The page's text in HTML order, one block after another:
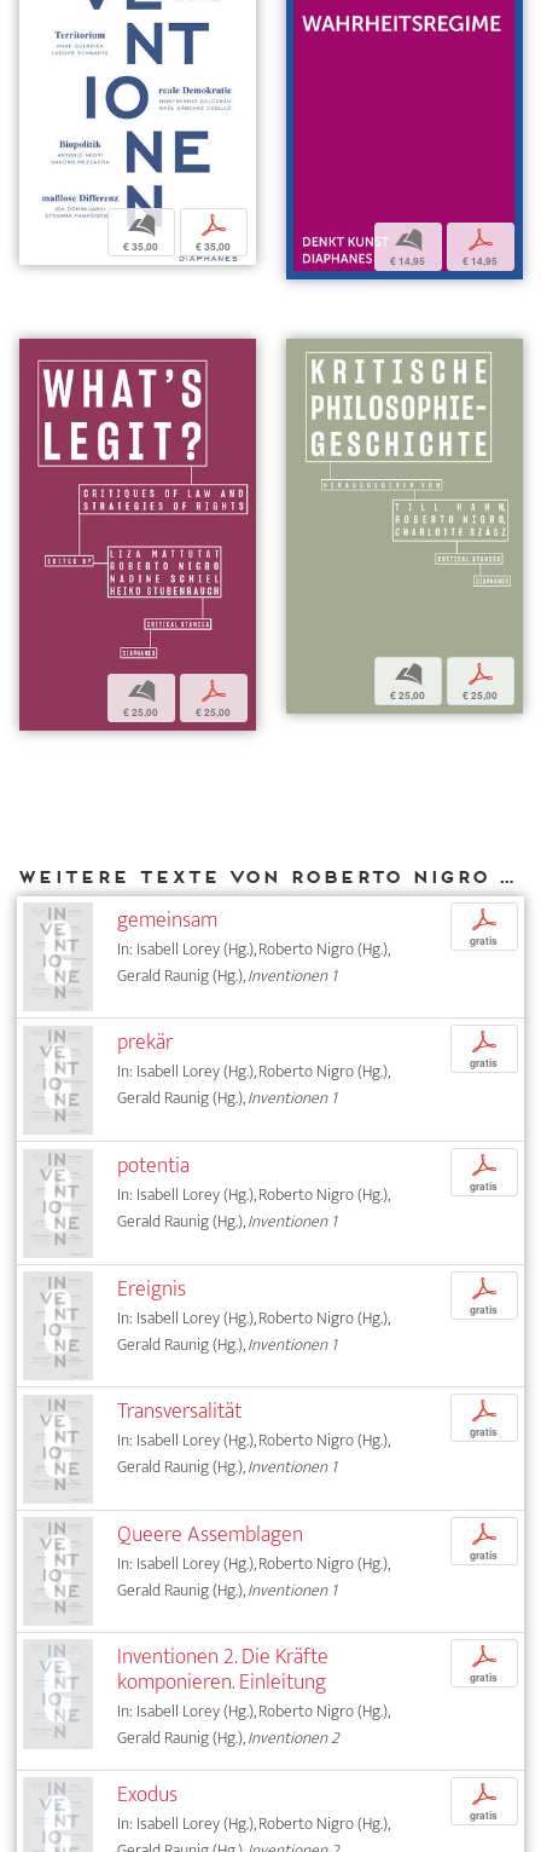
b
€ 35,00
p
€ 35,00 b
€ 14,95
p
€ 14,95
b
€ 25,00
p
€ 25,00
b
€ 25,00
p
€ 25,00
Weitere Texte von Roberto Nigro bei DIAPHANES
gemeinsam
In: Isabell Lorey (Hg.), Roberto Nigro (Hg.),
Gerald Raunig (Hg.),Inventionen 1
p
gratis
prekär
In: Isabell Lorey (Hg.), Roberto Nigro (Hg.),
Gerald Raunig (Hg.),Inventionen 1
p
gratis
potentia
In: Isabell Lorey (Hg.), Roberto Nigro (Hg.),
Gerald Raunig (Hg.),Inventionen 1
p
gratis
Ereignis
In: Isabell Lorey (Hg.), Roberto Nigro (Hg.),
Gerald Raunig (Hg.),Inventionen 1
p
gratis
Transversalität
In: Isabell Lorey (Hg.), Roberto Nigro (Hg.),
Gerald Raunig (Hg.),Inventionen 1
p
gratis
Queere Assemblagen
In: Isabell Lorey (Hg.), Roberto Nigro (Hg.),
Gerald Raunig (Hg.),Inventionen 1
p
gratis
Inventionen 2. Die Kräfte
komponieren. Einleitung
In: Isabell Lorey (Hg.), Roberto Nigro (Hg.),
Gerald Raunig (Hg.),Inventionen 2
p
gratis
Exodus
In: Isabell Lorey (Hg.), Roberto Nigro (Hg.),
p
gratis